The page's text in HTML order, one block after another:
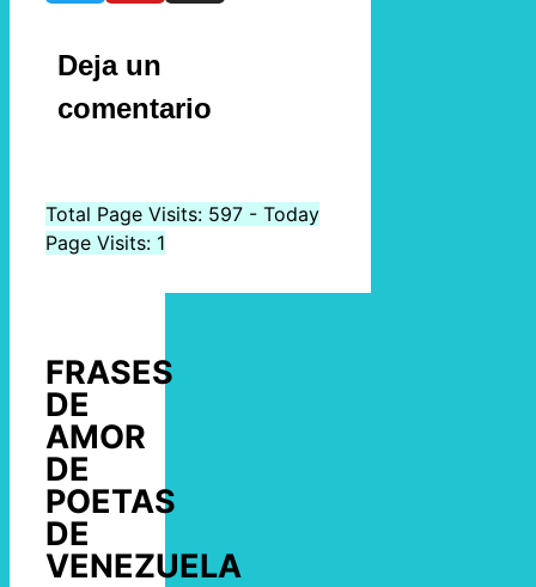
Deja un
comentario
Total Page Visits: 597 - Today
Page Visits: 1
FRASES
DE
AMOR
DE
POETAS
DE
VENEZUELA